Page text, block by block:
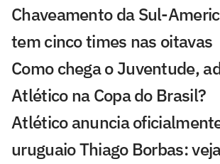
Chaveamento da Sul-
tem cinco times nas oitavas
Como chega o Juventude,
Atlético na Copa do Brasil?
Atlético anuncia
uruguaio Thiago Borbas: